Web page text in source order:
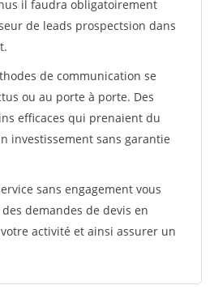
il faudra obligatoirement
de leads prospectsion dans
de communication se
ou au porte à porte. Des
efficaces qui prenaient du
investissement sans garantie
sans engagement vous
demandes de devis en
activité et ainsi assurer un